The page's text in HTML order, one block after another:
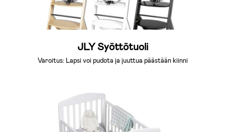
JLY Syöttötuoli
Varoitus: Lapsi voi pudota ja juuttua päästään kiinni